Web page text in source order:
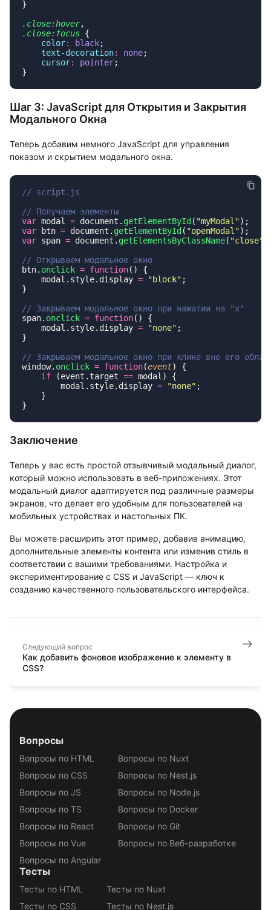
.close:hover
.close: focus
    color
: black
    text-decoration
: none
    cursor
: pointer
Шаг 3: JavaScript для Открытия и Закрытия
Модального Окна
Теперь добавим немного JavaScript для управления
показом и скрытием модального окна.
var modal = document. getElementById ( "myModal "
var btn = document. getElementById ( "openModal "
var span = document. getElementsByClassName( "close"
btn. onclick = function
    modal.style.display
= "block"
span. onclick = function
    modal.style.display
= "none"
window. onclick = function(event
    if
(event.target ==
        modal.style.display
= "none"
Заключение
Теперь у вас есть простой отзывчивый модальный диалог,
который можно использовать в веб-приложениях. Этот
модальный диалог адаптируется под различные размеры
экранов, что делает его удобным для пользователей на
мобильных устройствах и настольных ПК.
Вы можете расширить этот пример, добавив анимацию,
дополнительные элементы контента или изменив стиль в
соответствии с вашими требованиями. Настройка и
экспериментирование с CSS и JavaScript — ключ к
созданию качественного пользовательского интерфейса.
Следующий вопрос
Как добавить фоновое изображение к элементу в
CSS?
Вопросы
Вопросы по HTML
Вопросы по CSS
Вопросы по JS
Вопросы по TS
Вопросы по React
Вопросы по Vue
Вопросы по Angular
Вопросы по Nuxt
Вопросы по Nest.js
Вопросы по Node.js
Вопросы по Docker
Вопросы по Git
Вопросы по Веб-разработке
Тесты
Тесты по HTML
Тесты по CSS
Тесты по Nuxt
Тесты по Nest.js